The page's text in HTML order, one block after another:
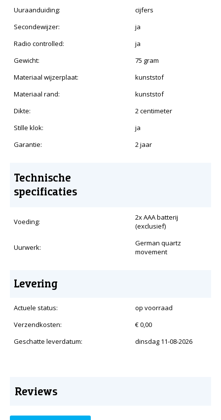
Uuraanduiding:
cijfers
Secondewijzer:
ja
Radio controlled:
ja
Gewicht:
75 gram
Materiaal wijzerplaat:
kunststof
Materiaal rand:
kunststof
Dikte:
2 centimeter
Stille klok:
ja
Garantie:
2 jaar
Technische
specificaties
Voeding:
2x AAA batterij
(exclusief)
Uurwerk:
German quartz
movement
Levering
Actuele status:
op voorraad
Verzendkosten:
€ 0,00
Geschatte leverdatum:
dinsdag 11-08-2026
Reviews